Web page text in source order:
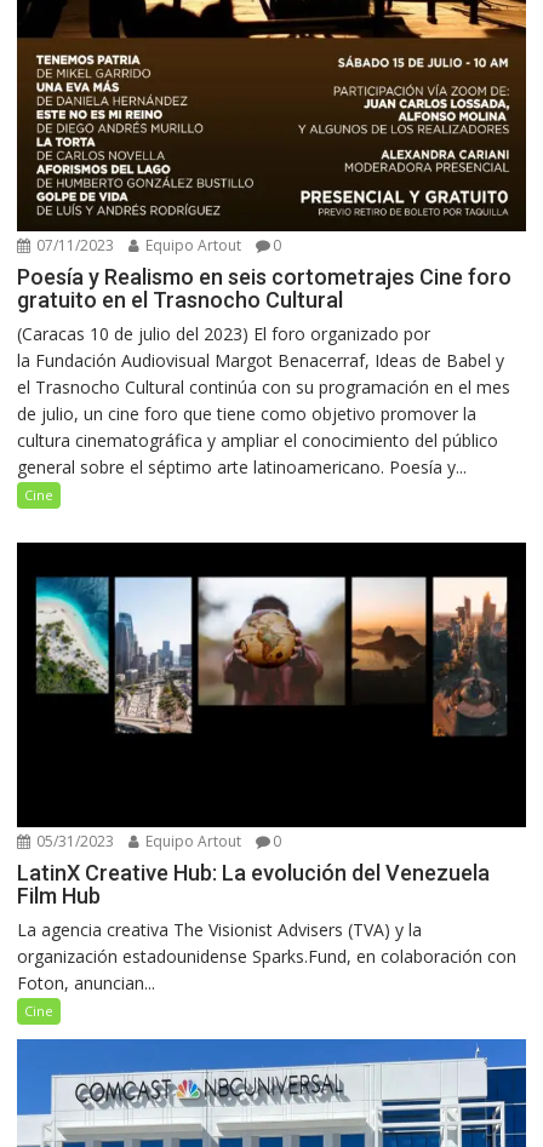
07/11/2023 Equipo Artout 0
Poesía y Realismo en seis cortometrajes Cine foro
gratuito en el Trasnocho Cultural
(Caracas 10 de julio del 2023) El foro organizado por
la Fundación Audiovisual Margot Benacerraf, Ideas de Babel y
el Trasnocho Cultural continúa con su programación en el mes
de julio, un cine foro que tiene como objetivo promover la
cultura cinematográfica y ampliar el conocimiento del público
general sobre el séptimo arte latinoamericano. Poesía y...
Cine
05/31/2023 Equipo Artout 0
LatinX Creative Hub: La evolución del Venezuela
Film Hub
La agencia creativa The Visionist Advisers (TVA) y la
organización estadounidense Sparks.Fund, en colaboración con
Foton, anuncian...
Cine